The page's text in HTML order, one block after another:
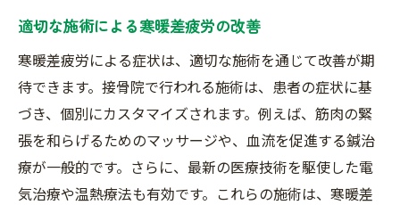
接骨院での新技術導入の背景
接骨院での施術が寒暖差疲労克服に導く理由
専門家による的確な診断の重要性
寒暖差疲労に焦点を当てた施術内容
施術が身体に与える具体的な影響
寒暖差疲労改善と接骨院の役割
適切な施術による寒暖差疲労の改善
寒暖差疲労による症状は、適切な施術を通じて改善が期
待できます。接骨院で行われる施術は、患者の症状に基
づき、個別にカスタマイズされます。例えば、筋肉の緊
張を和らげるためのマッサージや、血流を促進する鍼治
療が一般的です。さらに、最新の医療技術を駆使した電
気治療や温熱療法も有効です。これらの施術は、寒暖差